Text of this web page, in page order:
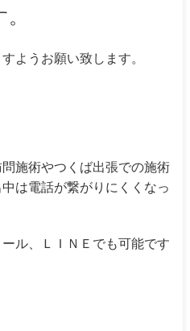
ようお願い致します。
施術やつくば出張での施術
は電話が繋がりにくくなっ
ル、ＬＩＮＥでも可能です